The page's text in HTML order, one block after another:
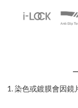
1. 染色或鍍膜會因